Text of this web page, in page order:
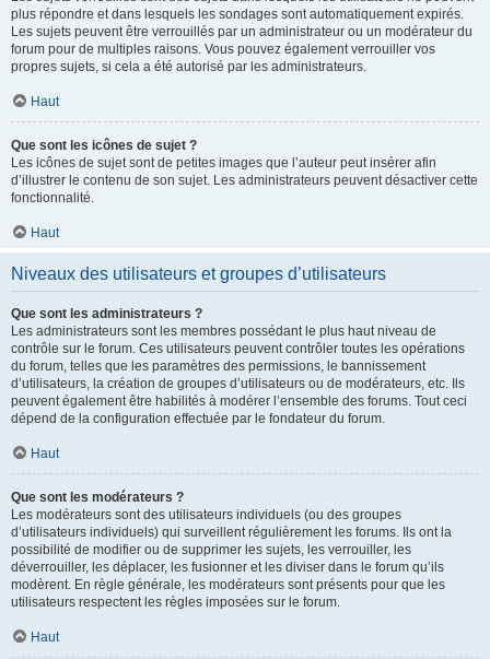
plus répondre et dans lesquels les sondages sont automatiquement expirés.
Les sujets peuvent être verrouillés par un administrateur ou un modérateur du
forum pour de multiples raisons. Vous pouvez également verrouiller vos
propres sujets, si cela a été autorisé par les administrateurs.
Haut
Que sont les icônes de sujet ?
Les icônes de sujet sont de petites images que l’auteur peut insérer afin
d’illustrer le contenu de son sujet. Les administrateurs peuvent désactiver cette
fonctionnalité.
Haut
Niveaux des utilisateurs et groupes d’utilisateurs
Que sont les administrateurs ?
Les administrateurs sont les membres possédant le plus haut niveau de
contrôle sur le forum. Ces utilisateurs peuvent contrôler toutes les opérations
du forum, telles que les paramètres des permissions, le bannissement
d’utilisateurs, la création de groupes d’utilisateurs ou de modérateurs, etc. Ils
peuvent également être habilités à modérer l’ensemble des forums. Tout ceci
dépend de la configuration effectuée par le fondateur du forum.
Haut
Que sont les modérateurs ?
Les modérateurs sont des utilisateurs individuels (ou des groupes
d’utilisateurs individuels) qui surveillent régulièrement les forums. Ils ont la
possibilité de modifier ou de supprimer les sujets, les verrouiller, les
déverrouiller, les déplacer, les fusionner et les diviser dans le forum qu’ils
modèrent. En règle générale, les modérateurs sont présents pour que les
utilisateurs respectent les règles imposées sur le forum.
Haut